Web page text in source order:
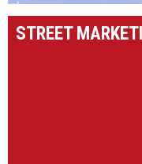
STREET